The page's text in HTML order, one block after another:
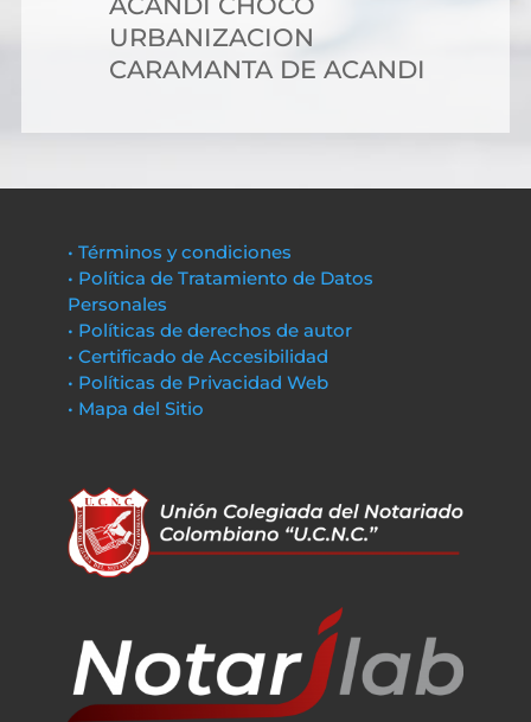
URBANIZACION
CARAMANTA DE ACANDI
• Términos y condiciones
• Política de Tratamiento de Datos
Personales
• Políticas de derechos de autor
• Certificado de Accesibilidad
• Políticas de Privacidad Web
• Mapa del Sitio